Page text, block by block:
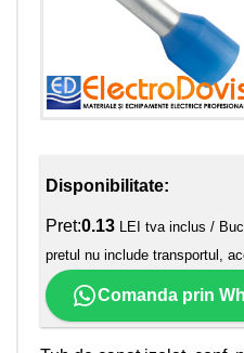
Disponibilitate:
Pret:0.13 LEI tva inclus / Buc
pretul nu include transportul,
Comanda prin